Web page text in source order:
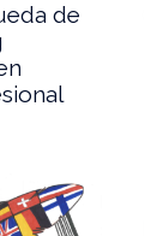
de